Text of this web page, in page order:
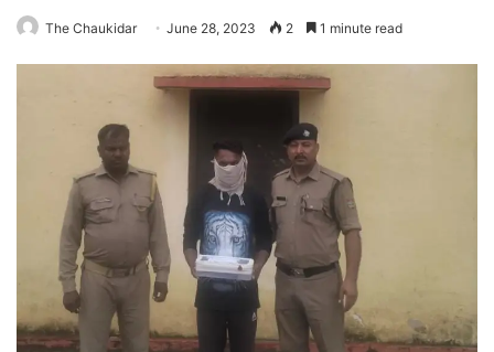
The Chaukidar June 28, 2023 2 1 minute read